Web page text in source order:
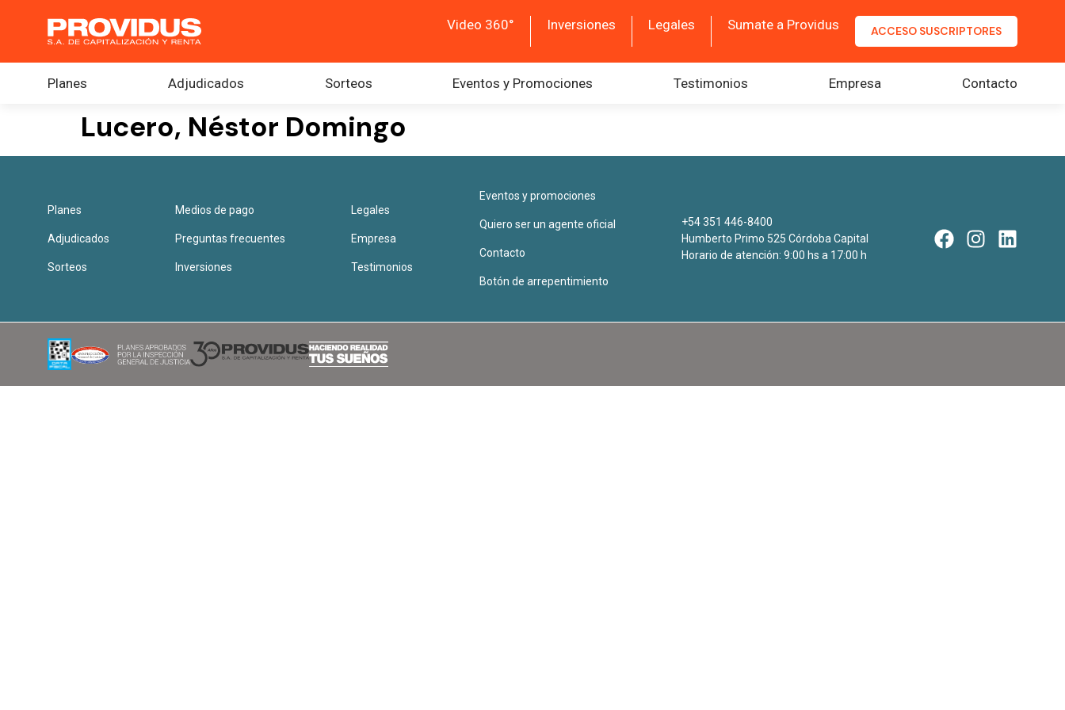
Video 360° Inversiones Legales Sumate a Providus ACCESO SUSCRIPTORES
Planes Adjudicados Sorteos Eventos y Promociones Testimonios Empresa Contacto
Lucero, Néstor Domingo
Planes
Adjudicados
Sorteos
Medios de pago
Preguntas frecuentes
Inversiones
Legales
Empresa
Testimonios
Eventos y promociones
Quiero ser un agente oficial
Contacto
Botón de arrepentimiento
+54 351 446-8400
Humberto Primo 525 Córdoba Capital
Horario de atención: 9:00 hs a 17:00 h